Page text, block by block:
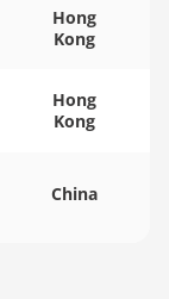
Hong
Kong
Hong
Kong
China